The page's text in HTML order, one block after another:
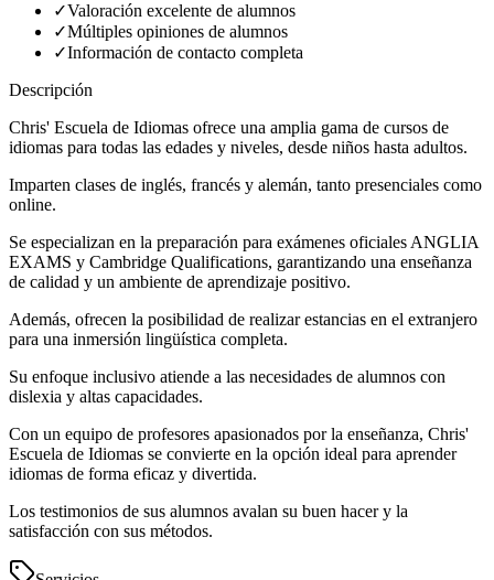
✓Valoración excelente de alumnos
✓Múltiples opiniones de alumnos
✓Información de contacto completa
Descripción
Chris' Escuela de Idiomas ofrece una amplia gama de cursos de
idiomas para todas las edades y niveles, desde niños hasta adultos.
Imparten clases de inglés, francés y alemán, tanto presenciales como
online.
Se especializan en la preparación para exámenes oficiales ANGLIA
EXAMS y Cambridge Qualifications, garantizando una enseñanza
de calidad y un ambiente de aprendizaje positivo.
Además, ofrecen la posibilidad de realizar estancias en el extranjero
para una inmersión lingüística completa.
Su enfoque inclusivo atiende a las necesidades de alumnos con
dislexia y altas capacidades.
Con un equipo de profesores apasionados por la enseñanza, Chris'
Escuela de Idiomas se convierte en la opción ideal para aprender
idiomas de forma eficaz y divertida.
Los testimonios de sus alumnos avalan su buen hacer y la
satisfacción con sus métodos.